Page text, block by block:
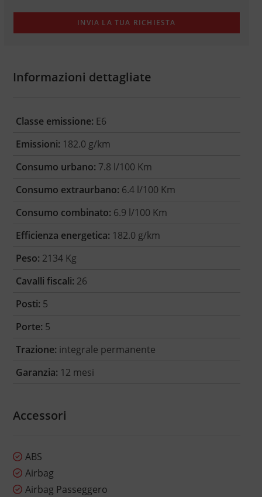
Informazioni dettagliate
Classe emissione: E6
Emissioni: 182.0 g/km
Consumo urbano: 7.8 l/100 Km
Consumo extraurbano: 6.4 l/100 Km
Consumo combinato: 6.9 l/100 Km
Efficienza energetica: 182.0 g/km
Peso: 2134 Kg
Cavalli fiscali: 26
Posti: 5
Porte: 5
Trazione: integrale permanente
Garanzia: 12 mesi
Accessori
ABS
Airbag
Airbag Passeggero